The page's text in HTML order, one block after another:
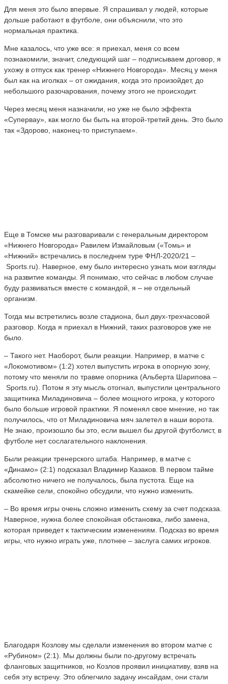
Для меня это было впервые. Я спрашивал у людей, которые
дольше работают в футболе, они объяснили, что это
нормальная практика.
Мне казалось, что уже все: я приехал, меня со всем
познакомили, значит, следующий шаг – подписываем договор, я
ухожу в отпуск как тренер «Нижнего Новгорода». Месяц у меня
был как на иголках – от ожидания, когда это произойдет, до
небольшого разочарования, почему этого не происходит.
Через месяц меня назначили, но уже не было эффекта
«Супервау», как могло бы быть на второй-третий день. Это было
так «Здорово, наконец-то приступаем».
Еще в Томске мы разговаривали с генеральным директором
«Нижнего Новгорода» Равилем Измайловым («Томь» и
«Нижний» встречались в последнем туре ФНЛ-2020/21 –
Sports.ru). Наверное, ему было интересно узнать мои взгляды
на развитие команды. Я понимаю, что сейчас в любом случае
буду развиваться вместе с командой, я – не отдельный
организм.
Тогда мы встретились возле стадиона, был двух-трехчасовой
разговор. Когда я приехал в Нижний, таких разговоров уже не
было.
– Такого нет. Наоборот, были реакции. Например, в матче с
«Локомотивом» (1:2) хотел выпустить игрока в опорную зону,
потому что меняли по травме опорника (Альберта Шарипова –
Sports.ru). Потом я эту мысль отогнал, выпустили центрального
защитника Миладиновича – более мощного игрока, у которого
было больше игровой практики. Я поменял свое мнение, но так
получилось, что от Миладиновича мяч залетел в наши ворота.
Не знаю, произошло бы это, если вышел бы другой футболист, в
футболе нет сослагательного наклонения.
Были реакции тренерского штаба. Например, в матче с
«Динамо» (2:1) подсказал Владимир Казаков. В первом тайме
абсолютно ничего не получалось, была пустота. Еще на
скамейке сели, спокойно обсудили, что нужно изменить.
– Во время игры очень сложно изменить схему за счет подсказа.
Наверное, нужна более спокойная обстановка, либо замена,
которая приведет к тактическим изменениям. Подсказ во время
игры, что нужно играть уже, плотнее – заслуга самих игроков.
Благодаря Козлову мы сделали изменения во втором матче с
«Рубином» (2:1). Мы должны были по-другому встречать
фланговых защитников, но Козлов проявил инициативу, взяв на
себя эту встречу. Это облегчило задачу инсайдам, они стали